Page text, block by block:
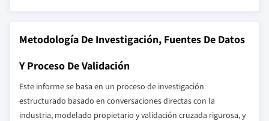
Metodología De Investigación, Fuentes De Datos
Y Proceso De Validación
Este informe se basa en un proceso de investigación
estructurado basado en conversaciones directas con la
industria, modelado propietario y validación cruzada rigurosa, y